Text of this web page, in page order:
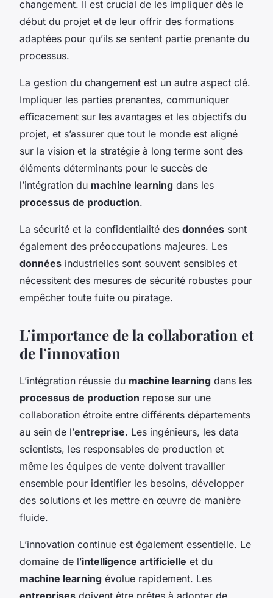
changement. Il est crucial de les impliquer dès le
début du projet et de leur offrir des formations
adaptées pour qu’ils se sentent partie prenante du
processus.
La gestion du changement est un autre aspect clé.
Impliquer les parties prenantes, communiquer
efficacement sur les avantages et les objectifs du
projet, et s’assurer que tout le monde est aligné
sur la vision et la stratégie à long terme sont des
éléments déterminants pour le succès de
l’intégration du machine learning dans les
processus de production.
La sécurité et la confidentialité des données sont
également des préoccupations majeures. Les
données industrielles sont souvent sensibles et
nécessitent des mesures de sécurité robustes pour
empêcher toute fuite ou piratage.
L’importance de la collaboration et
de l’innovation
L’intégration réussie du machine learning dans les
processus de production repose sur une
collaboration étroite entre différents départements
au sein de l’entreprise. Les ingénieurs, les data
scientists, les responsables de production et
même les équipes de vente doivent travailler
ensemble pour identifier les besoins, développer
des solutions et les mettre en œuvre de manière
fluide.
L’innovation continue est également essentielle. Le
domaine de l’intelligence artificielle et du
machine learning évolue rapidement. Les
entreprises doivent être prêtes à adopter de